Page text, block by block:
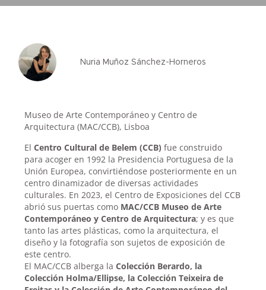
Nuria Muñoz Sánchez-Horneros
Museo de Arte Contemporáneo y Centro de
Arquitectura (MAC/CCB), Lisboa
ElCentro Cultural de Belem (CCB) fue construido
para acoger en 1992 la Presidencia Portuguesa de la
Unión Europea, convirtiéndose posteriormente en un
centro dinamizador de diversas actividades
culturales. En 2023, el Centro de Exposiciones del CCB
abrió sus puertas como MAC/CCB Museo de Arte
Contemporáneo y Centro de Arquitectura; y es que
tanto las artes plásticas, como la arquitectura, el
diseño y la fotografía son sujetos de exposición de
este centro.
El MAC/CCB alberga laColección Berardo, la
Colección Holma/Ellipse, la Colección Teixeira de